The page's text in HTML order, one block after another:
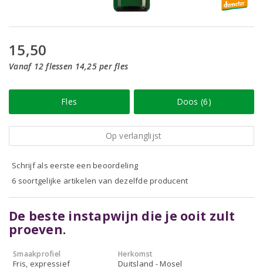
15,50
Vanaf 12 flessen 14,25 per fles
Fles Doos (6)
Op verlanglijst
Schrijf als eerste een beoordeling
6 soortgelijke artikelen van dezelfde producent
De beste instapwijn die je ooit zult
proeven.
Smaakprofiel
Fris, expressief
Herkomst
Duitsland - Mosel